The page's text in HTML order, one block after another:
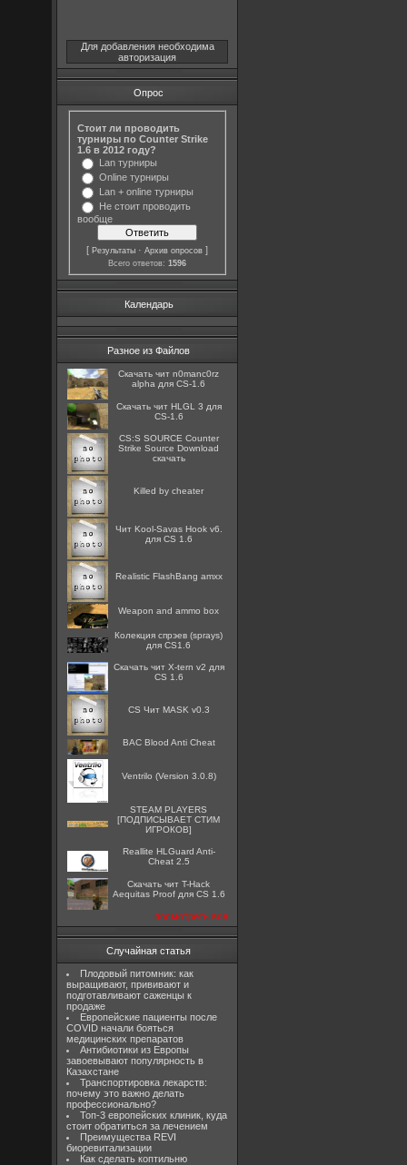
Для добавления необходима
авторизация
Опрос
Стоит ли проводить
турниры по Counter Strike
1.6 в 2012 году?
Lan турниры
Online турниры
Lan + online турниры
Не стоит проводить
вообще
[Результаты ·Архив опросов ]
Всего ответов:1596
Календарь
Разное из Файлов
Скачать чит n0manc0rz
alpha для CS-1.6
Скачать чит HLGL 3 для
CS-1.6
CS:S SOURCE Counter
Strike Source Download
скачать
Killed by cheater
Чит Kool-Savas Hook v6.
для CS 1.6
Realistic FlashBang amxx
Weapon and ammo box
Колекция спрэев (sprays)
для CS1.6
Скачать чит X-tern v2 для
CS 1.6
CS Чит MASK v0.3
BAC Blood Anti Cheat
Ventrilo (Version 3.0.8)
STEAM PLAYERS
[ПОДПИСЫВАЕТ СТИМ
ИГРОКОВ]
Reallite HLGuard Anti-
Cheat 2.5
Скачать чит T-Hack
Aequitas Proof для CS 1.6
посмотреть все
Случайная статья
Плодовый питомник: как
выращивают, прививают и
подготавливают саженцы к
продаже
Европейские пациенты после
COVID начали бояться
медицинских препаратов
Антибиотики из Европы
завоевывают популярность в
Казахстане
Транспортировка лекарств:
почему это важно делать
профессионально?
Топ-3 европейских клиник, куда
стоит обратиться за лечением
Преимущества REVI
биоревитализации
Как сделать коптильню